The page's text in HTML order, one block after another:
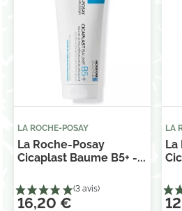
LA ROCHE-POSAY
La Roche-Posay
Cicaplast Baume B5+ -...
16,20 €
LA
La